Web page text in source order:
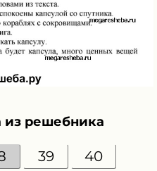
из решебника
39 40